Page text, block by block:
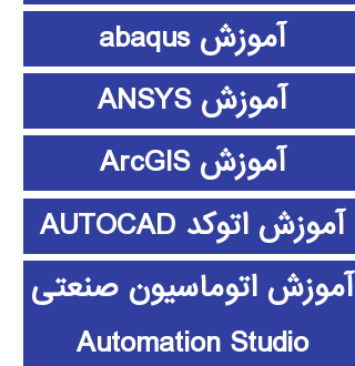
آموزش abaqus
آموزش ANSYS
آموزش ArcGIS
آموزش اتوکد AUTOCAD
آموزش اتوماسیون صنعتی
Automation Studio